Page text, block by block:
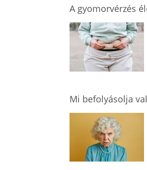
A gyomorvérzés
Mi befolyásolja